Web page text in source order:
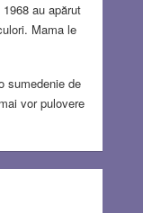
au apărut
Mama le
sumedenie de
vor pulovere